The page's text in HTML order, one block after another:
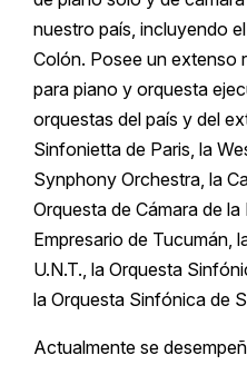
nuestro país, incluyendo
Colón. Posee un extenso
para piano y orquesta
orquestas del país y del
Sinfonietta de Paris, la
Synphony Orchestra, la
Orquesta de Cámara de
Empresario de Tucumán,
U.N.T., la Orquesta
la Orquesta Sinfónica de
Actualmente se